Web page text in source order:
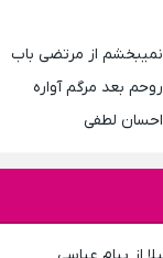
از مرتضی باب
بعد مرگم آواره
لطفی